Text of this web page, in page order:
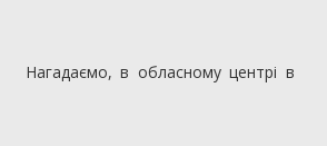
Нагадаємо, в обласному центрі в